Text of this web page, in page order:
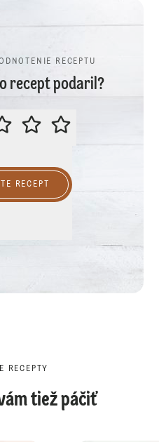
RECEPTU
recept podaril?
PROSÍME VÁS O OHODNOTENIE
RECEPT
RECEPTY
tiež páčiť